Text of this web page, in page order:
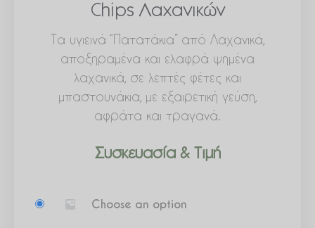
Chips Λαχανικών
Τα υγιεινά “Πατατάκια” από Λαχανικά,
αποξηραμένα και ελαφρά ψημένα
λαχανικά, σε λεπτές φέτες και
μπαστουνάκια, με εξαιρετική γεύση,
αφράτα και τραγανά.
Συσκευασία & Τιμή
Choose an option
Λαχανικών